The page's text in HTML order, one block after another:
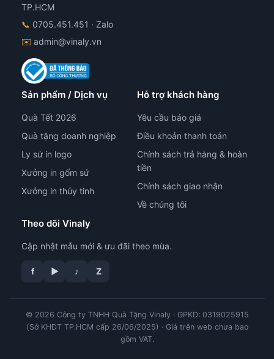
TP.HCM
📞 0705.451.451 · Zalo
✉️ admin@vinaly.vn
Sản phẩm / Dịch vụ
Quà Tết 2026
Quà tặng doanh nghiệp
Ly sứ in logo
Xưởng in gốm sứ
Xưởng in thủy tinh
Hỗ trợ khách hàng
Yêu cầu báo giá
Điều khoản thanh toán
Chính sách trả hàng & hoàn
tiền
Chính sách giao nhận
Về chúng tôi
Theo dõi Vinaly
Cập nhật mẫu mới & ưu đãi theo mùa.
f ▶ ♪ Z
© 2026 Công ty TNHH Quà Tặng Vinaly · GPKD: 0319025915
(Sở KHĐT TP.HCM cấp 26/06/2025) · Giá trên web chưa bao
gồm VAT.